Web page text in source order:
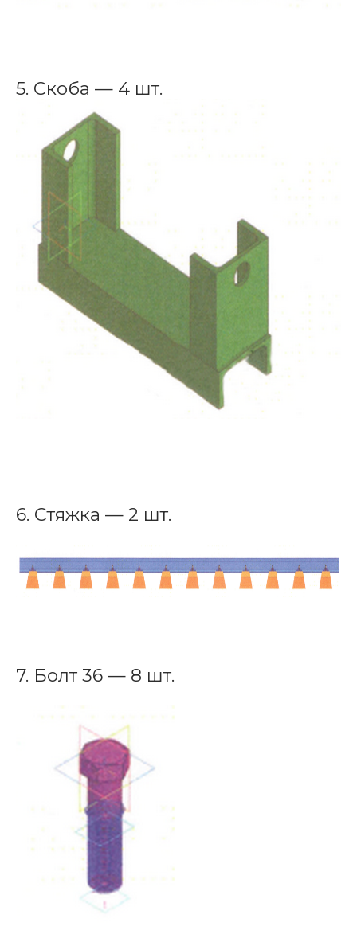
5. Скоба — 4 шт.
6. Стяжка — 2 шт.
7. Болт 36 — 8 шт.